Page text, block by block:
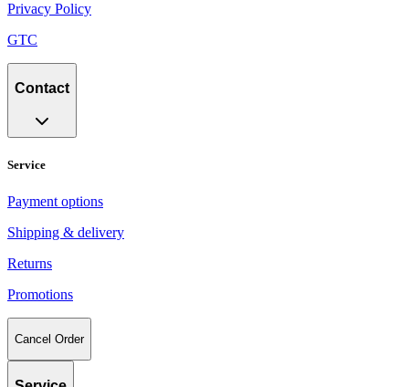
Privacy Policy
GTC
Contact
Service
Payment options
Shipping & delivery
Returns
Promotions
Cancel Order